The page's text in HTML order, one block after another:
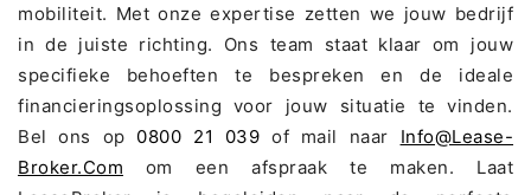
mobiliteit. Met onze expertise zetten we jouw bedrijf
in de juiste richting. Ons team staat klaar om jouw
specifieke behoeften te bespreken en de ideale
financieringsoplossing voor jouw situatie te vinden.
Bel ons op 0800 21 039 of mail naar Info@lease-
Broker.com om een afspraak te maken. Laat